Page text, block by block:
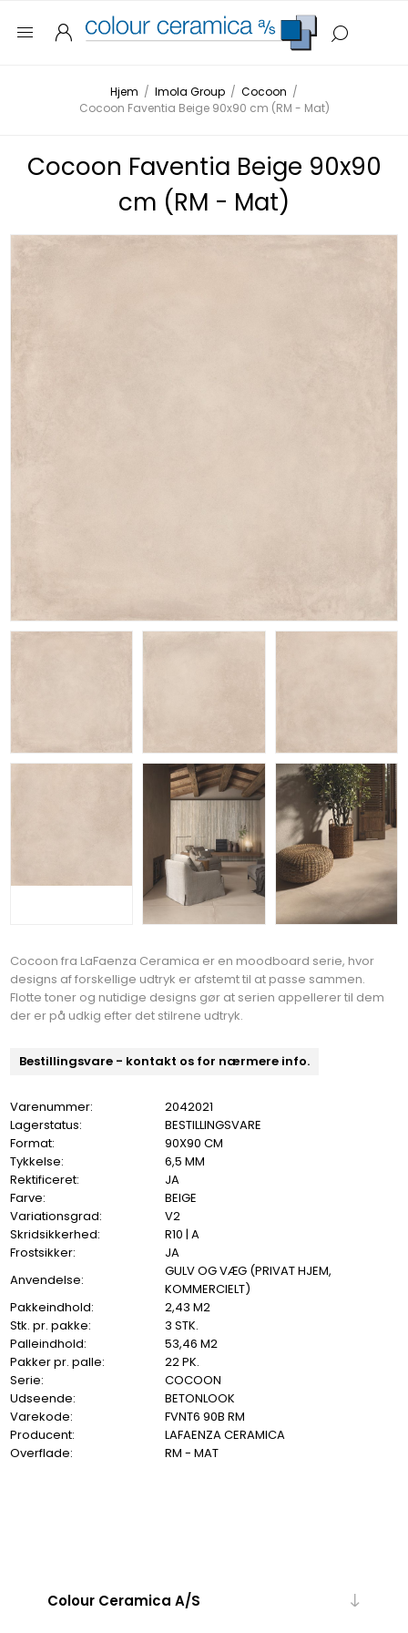
Hjem / Imola Group / Cocoon /
Cocoon Faventia Beige 90x90 cm (RM - Mat)
Cocoon Faventia Beige 90x90
cm (RM - Mat)
Cocoon fra LaFaenza Ceramica er en moodboard serie, hvor
designs af forskellige udtryk er afstemt til at passe sammen.
Flotte toner og nutidige designs gør at serien appellerer til dem
der er på udkig efter det stilrene udtryk.
Bestillingsvare - kontakt os for nærmere info.
Varenummer:
2042021
Lagerstatus:
BESTILLINGSVARE
Format:
90X90 CM
Tykkelse:
6,5 MM
Rektificeret:
JA
Farve:
BEIGE
Variationsgrad:
V2
Skridsikkerhed:
R10 | A
Frostsikker:
JA
Anvendelse:
GULV OG VÆG (PRIVAT HJEM,
KOMMERCIELT)
Pakkeindhold:
2,43 M2
Stk. pr. pakke:
3 STK.
Palleindhold:
53,46 M2
Pakker pr. palle:
22 PK.
Serie:
COCOON
Udseende:
BETONLOOK
Varekode:
FVNT6 90B RM
Producent:
LAFAENZA CERAMICA
Overflade:
RM - MAT
Colour Ceramica A/S